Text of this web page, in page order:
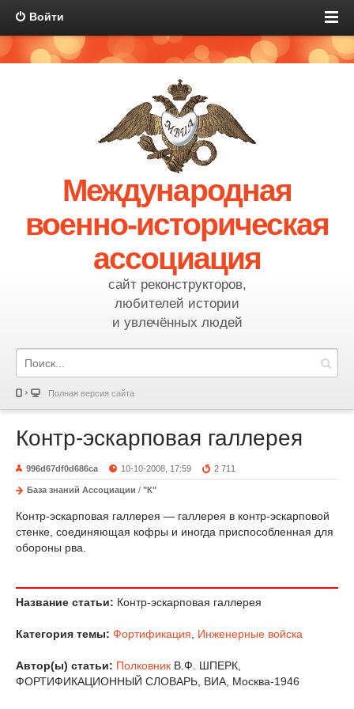
Войти
Международная
военно-историческая
ассоциация
сайт реконструкторов,
любителей истории
и увлечённых людей
Полная версия сайта
Контр-эскарповая галлерея
996d67df0d686ca 10-10-2008, 17:59 2 711
База знаний Ассоциации / "К"
Контр-эскарповая галлерея — галлерея в контр-эскарповой
стенке, соединяющая кофры и иногда приспособленная для
обороны рва.
Название статьи: Контр-эскарповая галлерея
Категория темы: Фортификация Инженерные войска
Автор(ы) статьи: Полковник В.Ф. ШПЕРК,
ФОРТИФИКАЦИОННЫЙ СЛОВАРЬ, ВИА, Москва-1946